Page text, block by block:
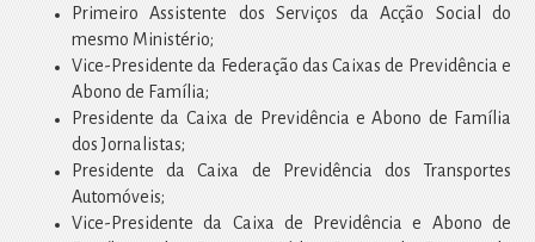
Primeiro Assistente dos Serviços da Acção Social do
mesmo Ministério;
Vice-Presidente da Federação das Caixas de Previdência e
Abono de Família;
Presidente da Caixa de Previdência e Abono de Família
dos Jornalistas;
Presidente da Caixa de Previdência dos Transportes
Automóveis;
Vice-Presidente da Caixa de Previdência e Abono de